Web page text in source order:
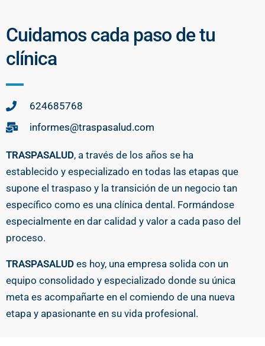
Cuidamos cada paso de tu
clínica
624685768
informes@traspasalud.com
TRASPASALUD, a través de los años se ha
establecido y especializado en todas las etapas que
supone el traspaso y la transición de un negocio tan
específico como es una clínica dental. Formándose
especialmente en dar calidad y valor a cada paso del
proceso.
TRASPASALUD es hoy, una empresa solida con un
equipo consolidado y especializado donde su única
meta es acompañarte en el comiendo de una nueva
etapa y apasionante en su vida profesional.